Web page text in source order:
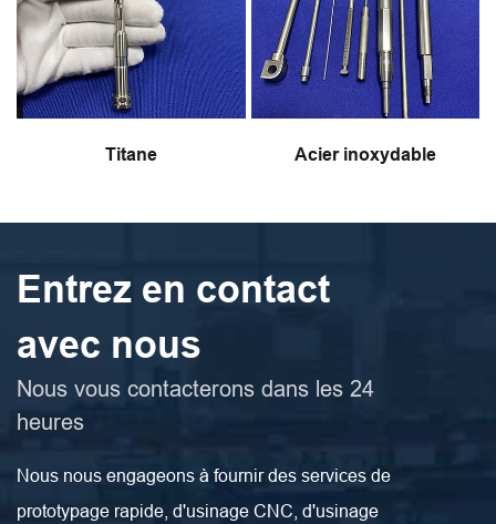
Titane Acier inoxydable
Entrez en contact
avec nous
Nous vous contacterons dans les 24
heures
Nous nous engageons à fournir des services de
prototypage rapide, d'usinage CNC, d'usinage